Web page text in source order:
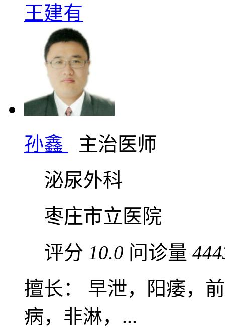
王建有
孙鑫
主治医师
泌尿外科
枣庄市立医院
评分 10.0 问诊量
擅长： 早泄，阳痿，
病，非淋，...